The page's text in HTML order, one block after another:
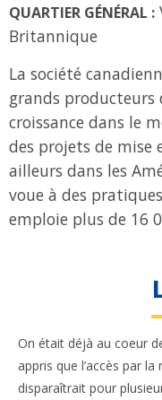
QUARTIER GÉNÉRAL :
Britannique
La société
grands producteurs
croissance dans le
des projets de mise
ailleurs dans les
voue à des
emploie plus de 16
On était déjà au coeur
appris que l’accès par
disparaîtrait pour